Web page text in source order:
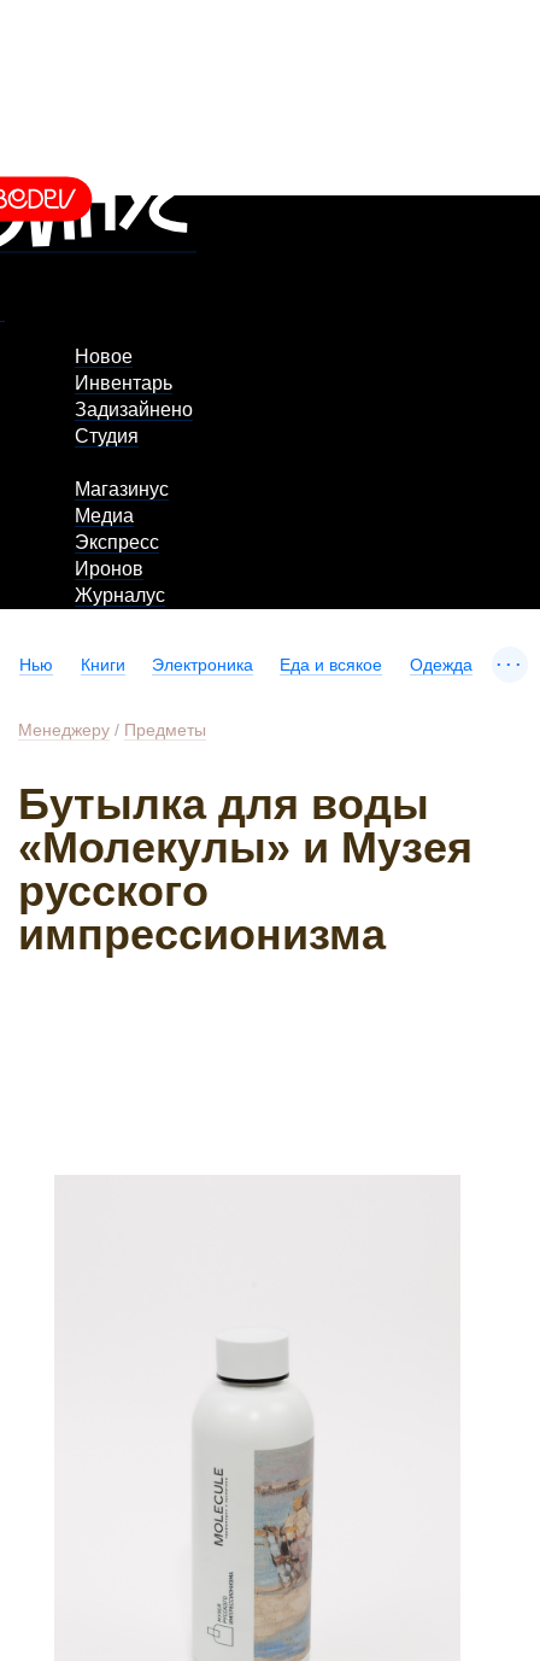
Новое
Инвентарь
Задизайнено
Студия
Магазинус
Медиа
Экспресс
Иронов
Журналус
Нью Книги Электроника Еда и всякое Одежда ...
Менеджеру / Предметы
Бутылка для воды
«Молекулы» и Музея
русского
импрессионизма